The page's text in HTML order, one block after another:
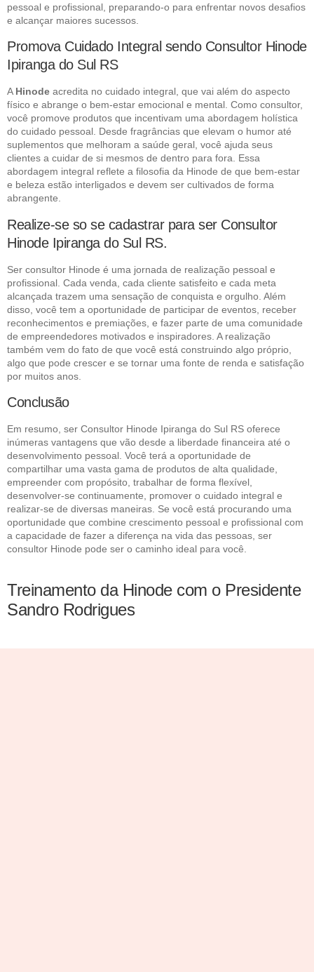
pessoal e profissional, preparando-o para enfrentar novos desafios
e alcançar maiores sucessos.
Promova Cuidado Integral sendo Consultor Hinode
Ipiranga do Sul RS
A Hinode acredita no cuidado integral, que vai além do aspecto
físico e abrange o bem-estar emocional e mental. Como consultor,
você promove produtos que incentivam uma abordagem holística
do cuidado pessoal. Desde fragrâncias que elevam o humor até
suplementos que melhoram a saúde geral, você ajuda seus
clientes a cuidar de si mesmos de dentro para fora. Essa
abordagem integral reflete a filosofia da Hinode de que bem-estar
e beleza estão interligados e devem ser cultivados de forma
abrangente.
Realize-se so se cadastrar para ser Consultor
Hinode Ipiranga do Sul RS.
Ser consultor Hinode é uma jornada de realização pessoal e
profissional. Cada venda, cada cliente satisfeito e cada meta
alcançada trazem uma sensação de conquista e orgulho. Além
disso, você tem a oportunidade de participar de eventos, receber
reconhecimentos e premiações, e fazer parte de uma comunidade
de empreendedores motivados e inspiradores. A realização
também vem do fato de que você está construindo algo próprio,
algo que pode crescer e se tornar uma fonte de renda e satisfação
por muitos anos.
Conclusão
Em resumo, ser Consultor Hinode Ipiranga do Sul RS oferece
inúmeras vantagens que vão desde a liberdade financeira até o
desenvolvimento pessoal. Você terá a oportunidade de
compartilhar uma vasta gama de produtos de alta qualidade,
empreender com propósito, trabalhar de forma flexível,
desenvolver-se continuamente, promover o cuidado integral e
realizar-se de diversas maneiras. Se você está procurando uma
oportunidade que combine crescimento pessoal e profissional com
a capacidade de fazer a diferença na vida das pessoas, ser
consultor Hinode pode ser o caminho ideal para você.
Treinamento da Hinode com o Presidente
Sandro Rodrigues